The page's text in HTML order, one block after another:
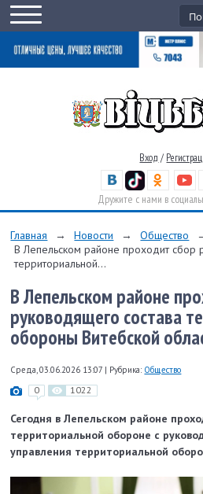
Вход /
Дружите с нами в
Главная → Новости → Общество
В Лепельском районе проходит сбор
территориальной...
В Лепельском районе
руководящего состава
обороны Витебской
Среда, 03.06.2026 13:07 | Рубрика: Общество
0 1022
Сегодня в Лепельском районе
территориальной обороне с
управления территориальной